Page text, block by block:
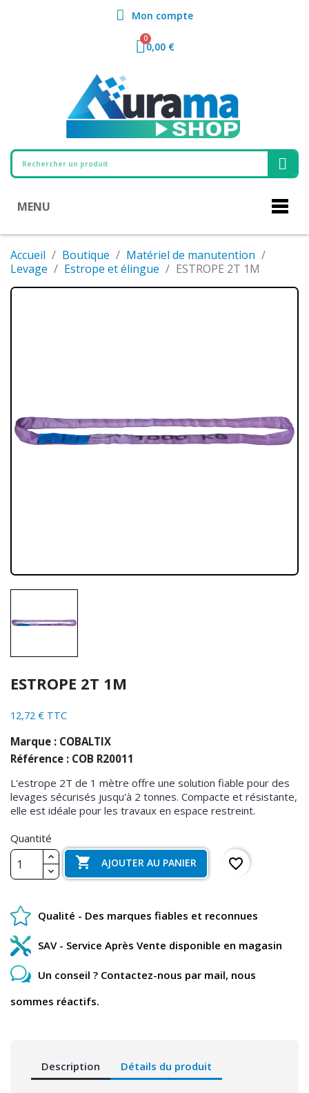
Mon compte
0,00 €
MENU
Accueil Boutique
Matériel de manutention
Levage
Estrope et élingue ESTROPE 2T 1M
ESTROPE 2T 1M
12,72 € TTC
Marque : COBALTIX
Référence : COB R20011
L'estrope 2T de 1 mètre offre une solution fiable pour des
levages sécurisés jusqu'à 2 tonnes. Compacte et résistante,
elle est idéale pour les travaux en espace restreint.
Quantité
 AJOUTER AU PANIER favorite_border
Qualité - Des marques fiables et reconnues
SAV - Service Après Vente disponible en magasin
Un conseil ? Contactez-nous par mail, nous
sommes réactifs.
Description Détails du produit